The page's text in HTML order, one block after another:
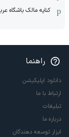
کنایه مالک باشگاه
راهنما
دانلود اپلیکیشن
ارتباط با ما
تبلیغات
درباره ما
ابزار توسعه دهندگان